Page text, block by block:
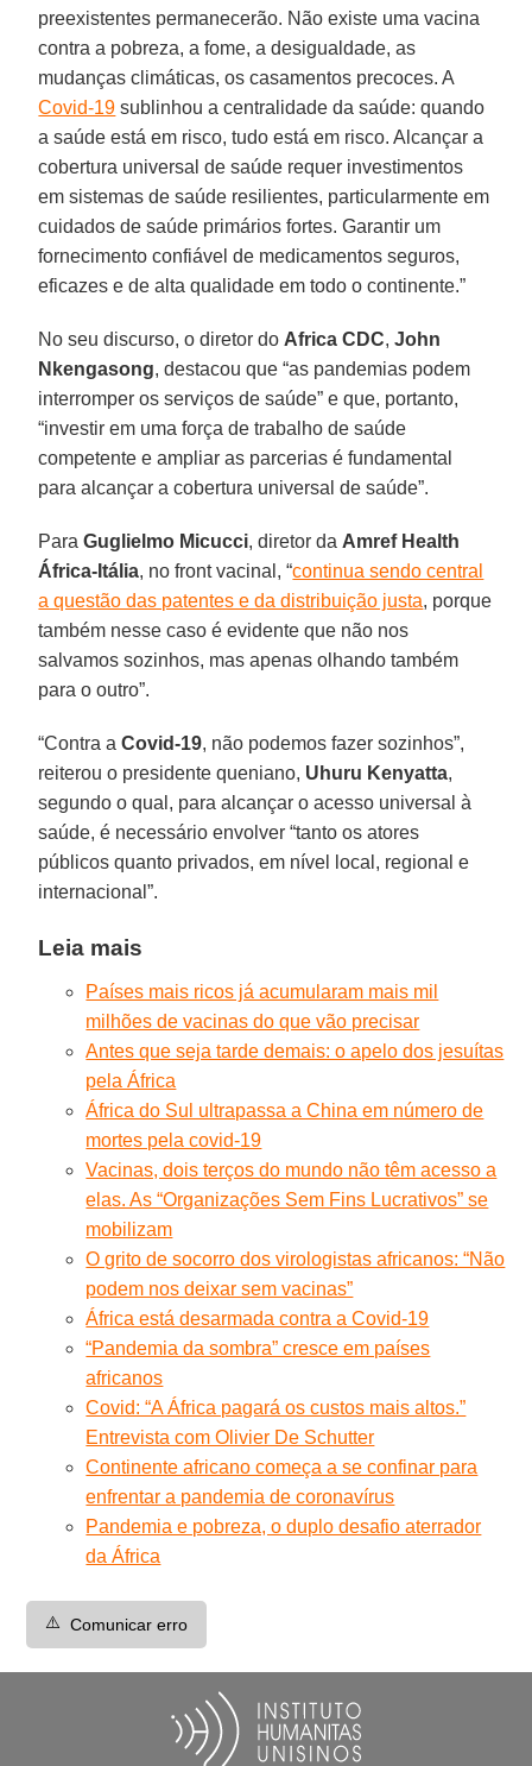
preexistentes permanecerão. Não existe uma vacina
contra a pobreza, a fome, a desigualdade, as
mudanças climáticas, os casamentos precoces. A
Covid-19 sublinhou a centralidade da saúde: quando
a saúde está em risco, tudo está em risco. Alcançar a
cobertura universal de saúde requer investimentos
em sistemas de saúde resilientes, particularmente em
cuidados de saúde primários fortes. Garantir um
fornecimento confiável de medicamentos seguros,
eficazes e de alta qualidade em todo o continente.”
No seu discurso, o diretor do Africa CDC,John
Nkengasong, destacou que “as pandemias podem
interromper os serviços de saúde” e que, portanto,
“investir em uma força de trabalho de saúde
competente e ampliar as parcerias é fundamental
para alcançar a cobertura universal de saúde”.
ParaGuglielmo Micucci, diretor da Amref Health
África-Itália, no front vacinal, “continua sendo central
a questão das patentes e da distribuição justa, porque
também nesse caso é evidente que não nos
salvamos sozinhos, mas apenas olhando também
para o outro”.
“Contra aCovid-19, não podemos fazer sozinhos”,
reiterou o presidente queniano, Uhuru Kenyatta,
segundo o qual, para alcançar o acesso universal à
saúde, é necessário envolver “tanto os atores
públicos quanto privados, em nível local, regional e
internacional”.
Leia mais
Países mais ricos já acumularam mais mil
milhões de vacinas do que vão precisar
Antes que seja tarde demais: o apelo dos jesuítas
pela África
África do Sul ultrapassa a China em número de
mortes pela covid-19
Vacinas, dois terços do mundo não têm acesso a
elas. As “Organizações Sem Fins Lucrativos” se
mobilizam
O grito de socorro dos virologistas africanos: “Não
podem nos deixar sem vacinas”
África está desarmada contra a Covid-19
“Pandemia da sombra” cresce em países
africanos
Covid: “A África pagará os custos mais altos.”
Entrevista com Olivier De Schutter
Continente africano começa a se confinar para
enfrentar a pandemia de coronavírus
Pandemia e pobreza, o duplo desafio aterrador
da África
⚠️ Comunicar erro